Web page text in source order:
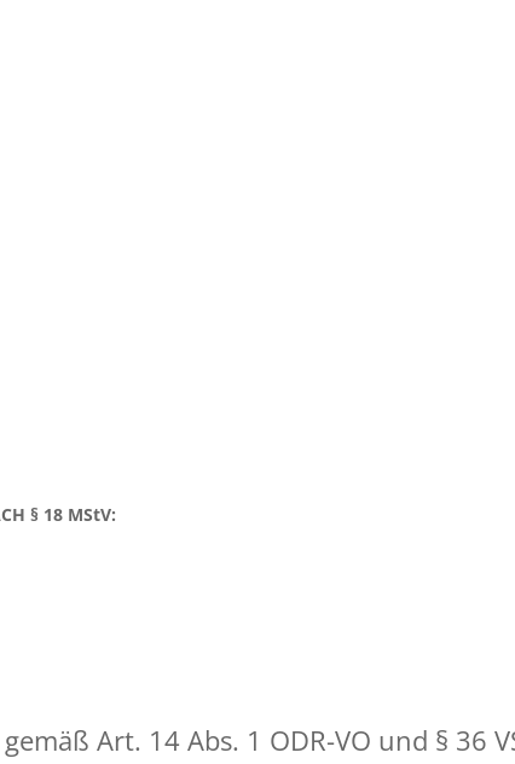
§ 18 MStV:
Art. 14 Abs. 1 ODR-VO und § 36